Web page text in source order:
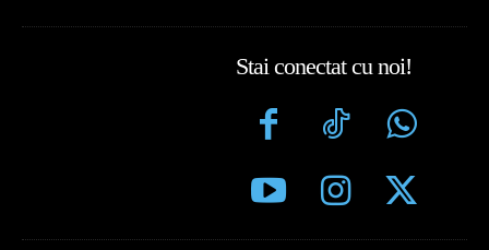
Stai conectat cu noi!